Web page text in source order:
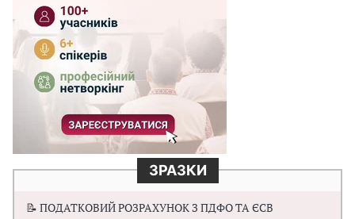
ЗРАЗКИ
📝 ПОДАТКОВИЙ РОЗРАХУНОК З ПДФО ТА ЄСВ